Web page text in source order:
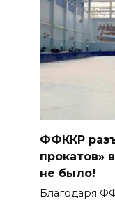
ФФККР
прокатов»
не было!
Благодаря